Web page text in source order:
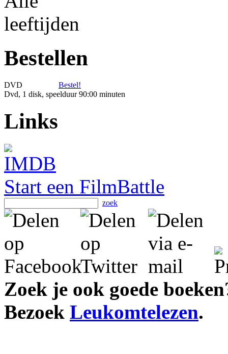
Bestellen
DVD
Bestel!
Dvd, 1 disk, speelduur 90:00 minuten
Links
Start een FilmBattle
zoek
Zoek je ook goede
Bezoek Leukomtelezen.